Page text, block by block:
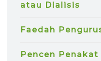
atau Dialisis
Faedah
Pencen Penakat